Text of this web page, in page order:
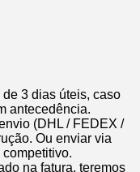
3 dias úteis, caso
antecedência.
(DHL / FEDEX /
Ou enviar via
na fatura, teremos